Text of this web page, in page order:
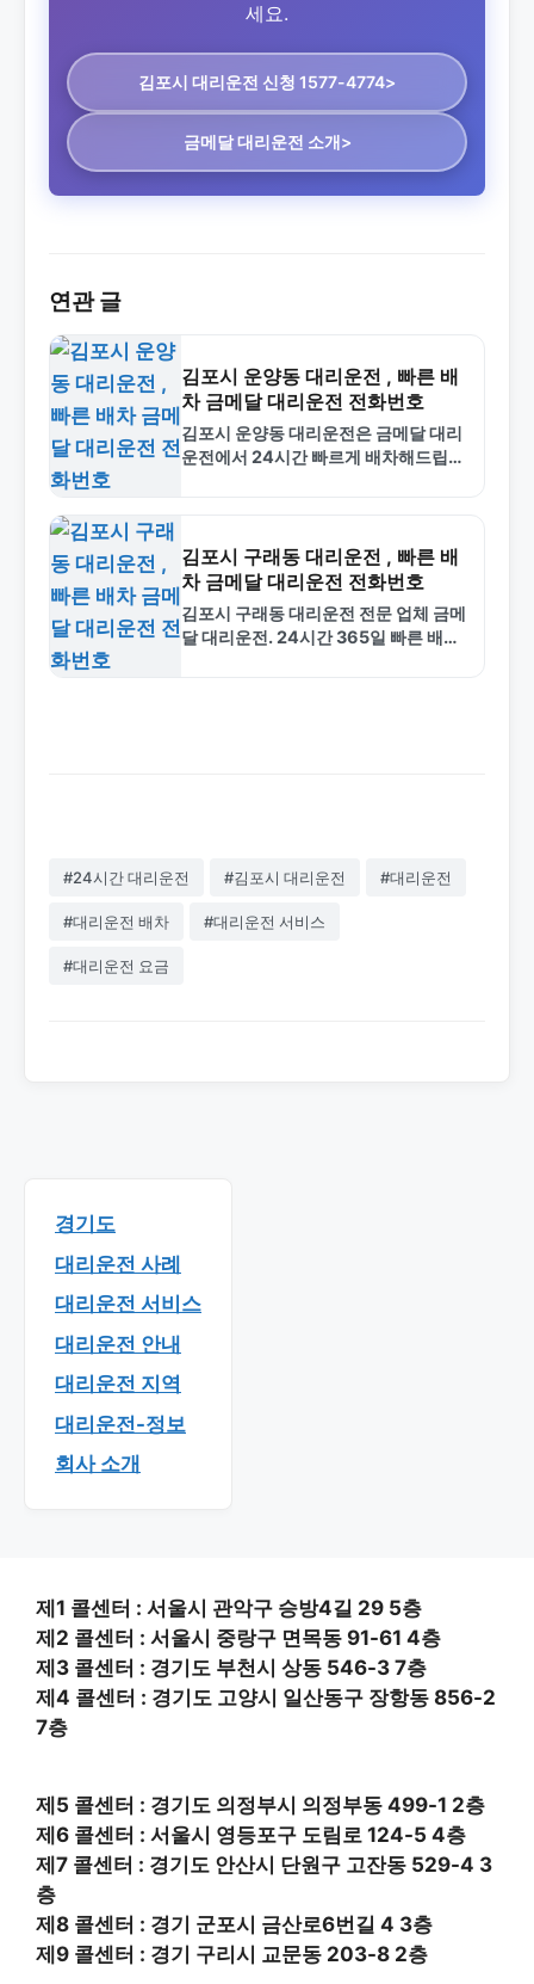
세요.
김포시 대리운전 신청 1577-4774>
금메달 대리운전 소개>
연관 글
김포시 운양동 대리운전 , 빠른 배
차 금메달 대리운전 전화번호
김포시 운양동 대리운전은 금메달 대리
운전에서 24시간 빠르게 배차해드립니
김포시 구래동 대리운전 , 빠른 배
차 금메달 대리운전 전화번호
김포시 구래동 대리운전 전문 업체 금메
달 대리운전. 24시간 365일 빠른 배차,
#24시간 대리운전 #김포시 대리운전 #대리운전
#대리운전 배차 #대리운전 서비스
#대리운전 요금
경기도
대리운전 사례
대리운전 서비스
대리운전 안내
대리운전 지역
대리운전-정보
회사 소개
제1 콜센터 : 서울시 관악구 승방4길 29 5층
제2 콜센터 : 서울시 중랑구 면목동 91-61 4층
제3 콜센터 : 경기도 부천시 상동 546-3 7층
제4 콜센터 : 경기도 고양시 일산동구 장항동 856-2
7층
제5 콜센터 : 경기도 의정부시 의정부동 499-1 2층
제6 콜센터 : 서울시 영등포구 도림로 124-5 4층
제7 콜센터 : 경기도 안산시 단원구 고잔동 529-4 3
층
제8 콜센터 : 경기 군포시 금산로6번길 4 3층
제9 콜센터 : 경기 구리시 교문동 203-8 2층